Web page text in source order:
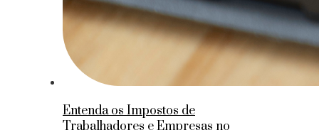
Entenda os Impostos de
Trabalhadores e Empresas no